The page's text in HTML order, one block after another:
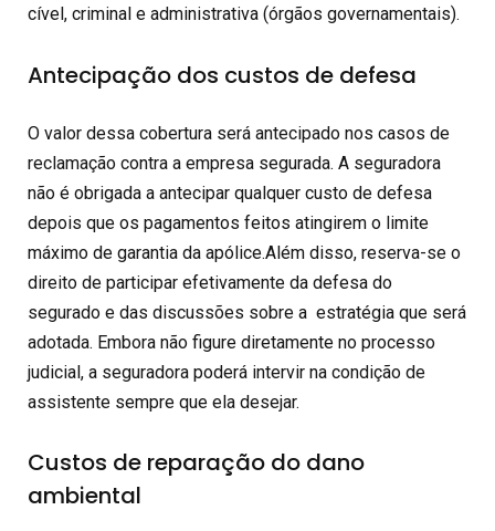
cível, criminal e administrativa (órgãos governamentais).
Antecipação dos custos de defesa
O valor dessa cobertura será antecipado nos casos de
reclamação contra a empresa segurada. A seguradora
não é obrigada a antecipar qualquer custo de defesa
depois que os pagamentos feitos atingirem o limite
máximo de garantia da apólice.Além disso, reserva-se o
direito de participar efetivamente da defesa do
segurado e das discussões sobre a estratégia que será
adotada. Embora não figure diretamente no processo
judicial, a seguradora poderá intervir na condição de
assistente sempre que ela desejar.
Custos de reparação do dano
ambiental